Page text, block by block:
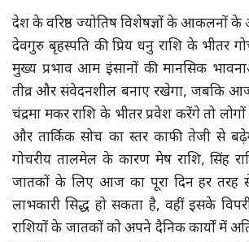
देश के वरिष्ठ ज्योतिष विशेषज्ञों के आकलनों
देवगुरु बृहस्पति की प्रिय धनु राशि के भीतर
मुख्य प्रभाव आम इंसानों की मानसिक
तीव्र और संवेदनशील बनाए रखेगा, जबकि
चंद्रमा मकर राशि के भीतर प्रवेश करेंगे तो
और तार्किक सोच का स्तर काफी तेजी से
गोचरीय तालमेल के कारण मेष राशि, सिंह
जातकों के लिए आज का पूरा दिन हर
लाभकारी सिद्ध हो सकता है, वहीं इसके
राशियों के जातकों को अपने दैनिक कार्यों में